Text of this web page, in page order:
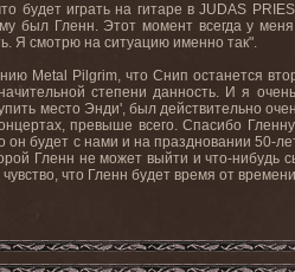
будет играть на гитаре в JUDAS
был Гленн. Этот момент всегда у
Я смотрю на ситуацию именно так".
Metal Pilgrim, что Снип останется
степени данность. И я
место Энди', был действительно
превыше всего. Спасибо
будет с нами и на праздновании 50-
Гленн не может выйти и что-
что Гленн будет время от